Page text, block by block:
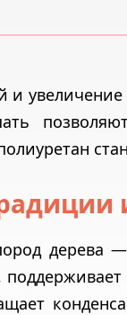
и
дерева